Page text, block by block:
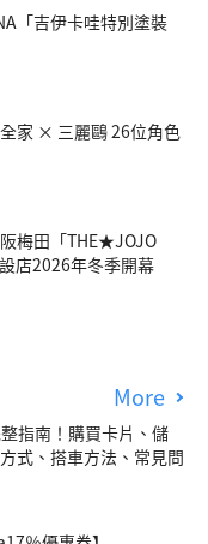
「吉伊卡哇特別塗裝
家 × 三麗鷗 26位角色
梅田「THE★JOJO
店2026年冬季開幕
More
指南！購買卡片、儲
式、搭車方法、常見問